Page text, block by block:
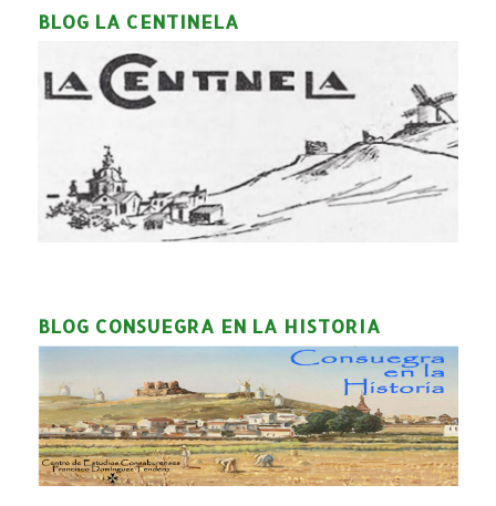
BLOG LA CENTINELA
BLOG CONSUEGRA EN LA HISTORIA